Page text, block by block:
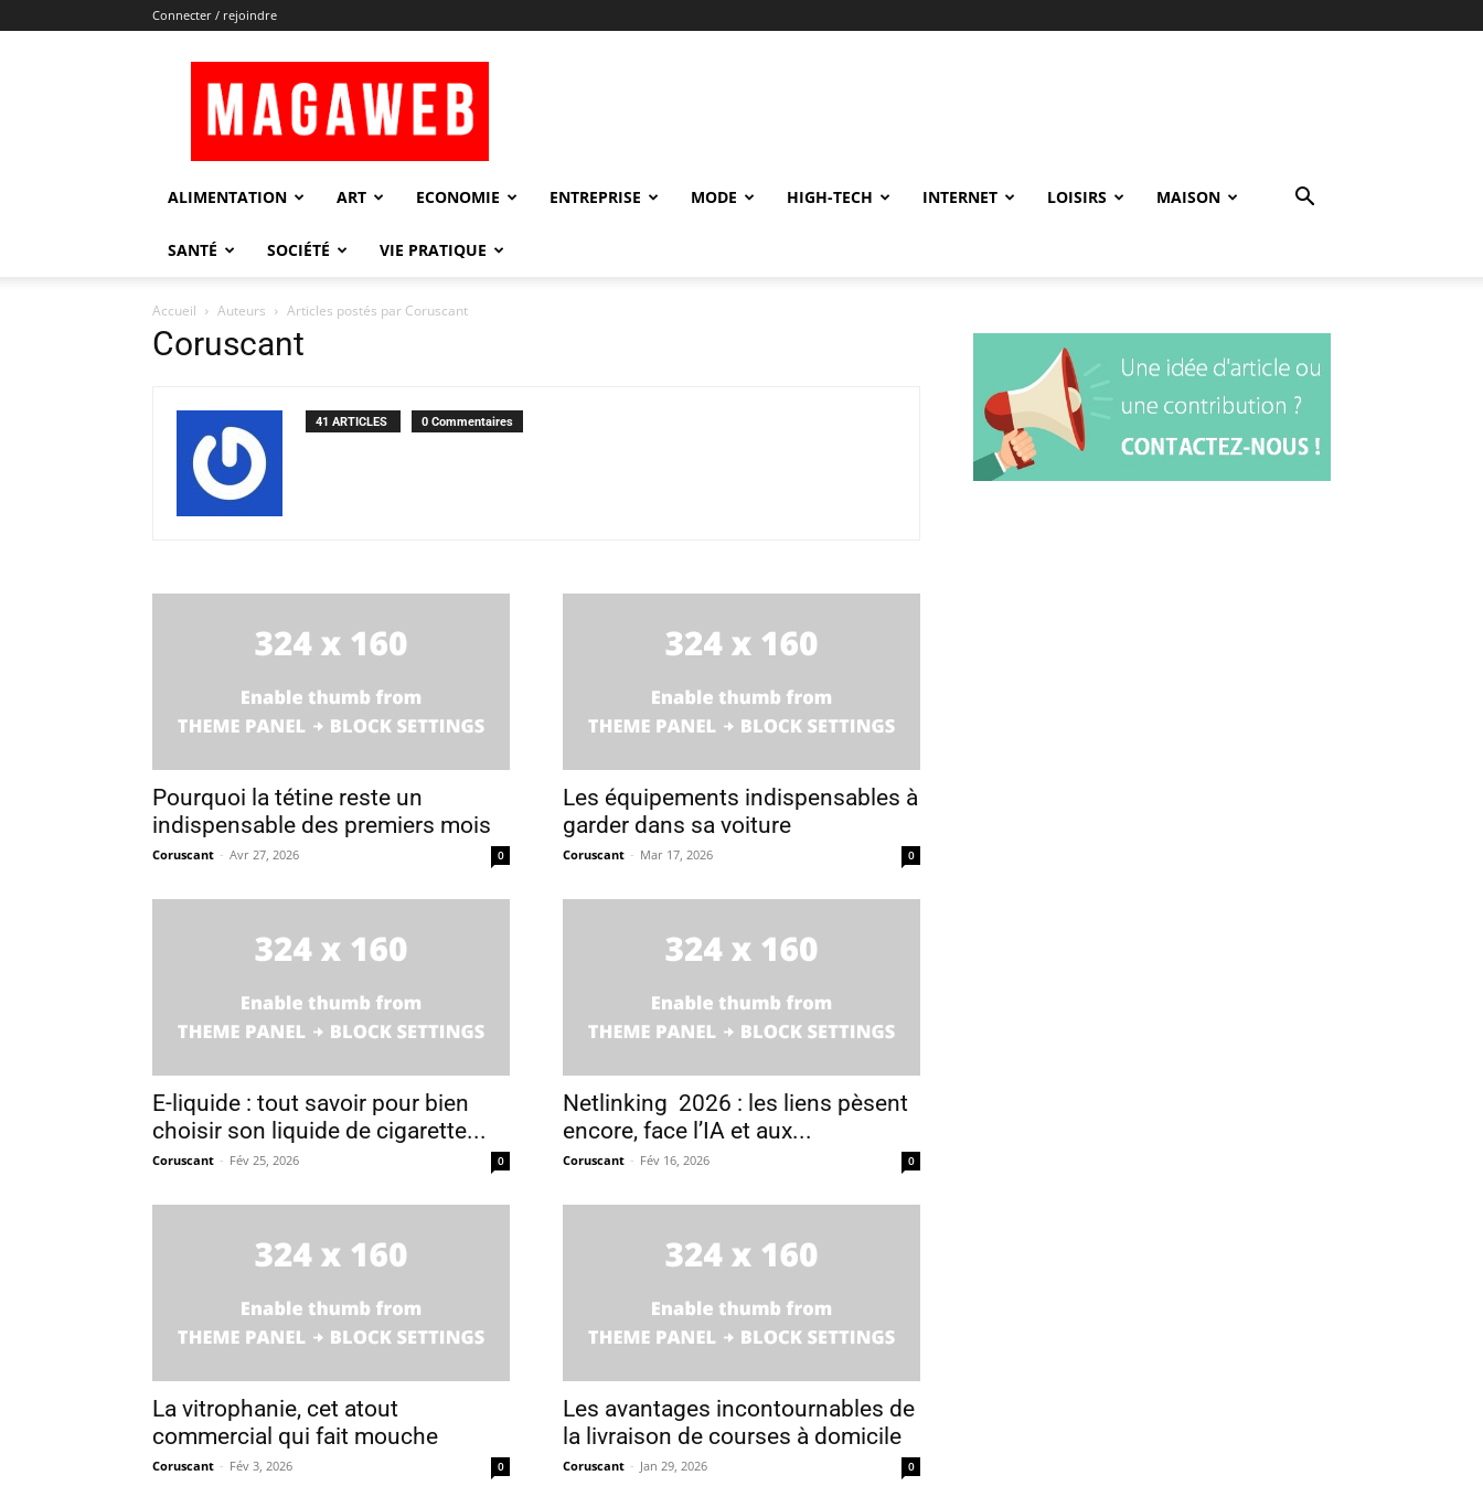
Connecter / rejoindre
ALIMENTATION ART ECONOMIE ENTREPRISE MODE HIGH-TECH INTERNET LOISIRS MAISON
SANTÉ SOCIÉTÉ VIE PRATIQUE
Accueil Auteurs Articles postés par Coruscant
Coruscant
41 ARTICLES 0 Commentaires
Pourquoi la tétine reste un
indispensable des premiers mois
Coruscant - Avr 27, 2026 0
Les équipements indispensables à
garder dans sa voiture
Coruscant - Mar 17, 2026 0
E-liquide : tout savoir pour bien
choisir son liquide de cigarette...
Coruscant - Fév 25, 2026 0
Netlinking 2026 : les liens pèsent
encore, face l’IA et aux...
Coruscant - Fév 16, 2026 0
La vitrophanie, cet atout
commercial qui fait mouche
Coruscant - Fév 3, 2026 0
Les avantages incontournables de
la livraison de courses à domicile
Coruscant - Jan 29, 2026 0